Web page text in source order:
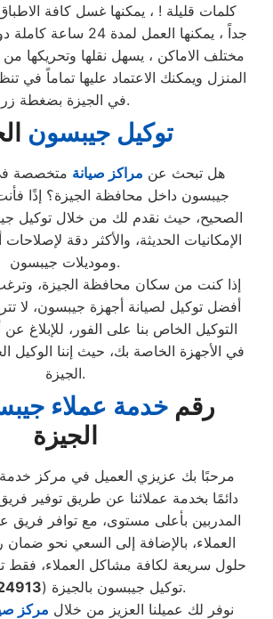
كلمات قليلة ! ، يمكنها غسل كافة
جداً ، يمكنها العمل
مختلف الاماكن ، يسهل نقلها وتحريكها
المنزل ويمكنك الاعتماد عليها تماماً في
في الجيزة بضغطة زر.
توكيل جيبسون
هل تبحث عن مراكز صيانة متخصصة
جيبسون داخل محافظة الجيزة؟ إذًا
الصحيح، حيث نقدم لك من خلال توكيل
الإمكانيات الحديثة، والأكثر دقة
وموديلات جيبسون.
إذا كنت من سكان محافظة الجيزة،
أفضل توكيل لصيانة أجهزة جيبسون، لا
التوكيل الخاص بنا على الفور، للإبلاغ
في الأجهزة الخاصة بك، حيث إننا
الجيزة.
رقمخدمة عملاء
الجيزة
مرحبًا بك عزيزي العميل في مركز خدمة
دائمًا بخدمة عملائنا عن طريق توفير
المدربين بأعلى مستوى، مع توافر
العملاء، بالإضافة إلى السعي نحو ضمان
حلول سريعة لكافة مشاكل العملاء، فقط
توكيل جيبسون بالجيزة ().
نوفر لك عميلنا العزيز من خلال مركز